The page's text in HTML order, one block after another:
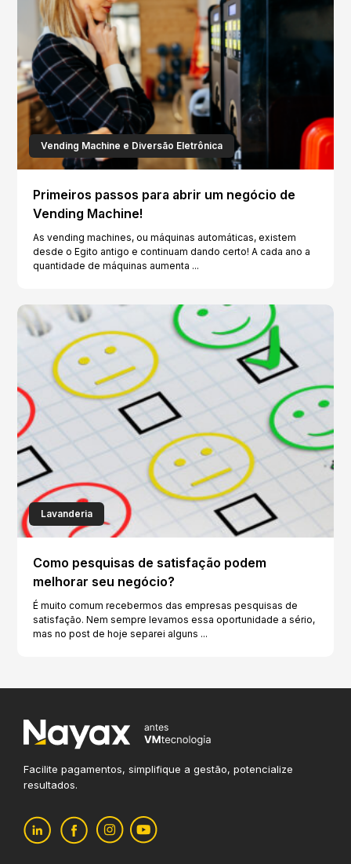
Vending Machine e Diversão Eletrônica
Primeiros passos para abrir um negócio de
Vending Machine!
As vending machines, ou máquinas automáticas, existem
desde o Egito antigo e continuam dando certo! A cada ano a
quantidade de máquinas aumenta ...
Lavanderia
Como pesquisas de satisfação podem
melhorar seu negócio?
É muito comum recebermos das empresas pesquisas de
satisfação. Nem sempre levamos essa oportunidade a sério,
mas no post de hoje separei alguns ...
Facilite pagamentos, simplifique a gestão, potencialize
resultados.